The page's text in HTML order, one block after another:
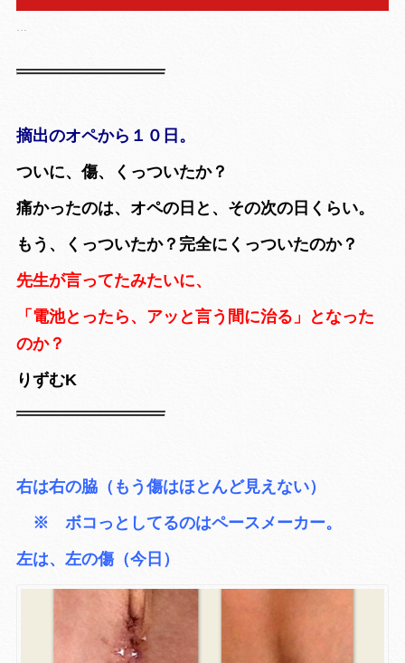
摘出のオペから１０日。
ついに、傷、くっついたか？
痛かったのは、オペの日と、その次の日くらい。
もう、くっついたか？完全にくっついたのか？
先生が言ってたみたいに、
「電池とったら、アッと言う間に治る」となった
のか？
りずむK
右は右の脇（もう傷はほとんど見えない）
※ ボコっとしてるのはペースメーカー。
左は、左の傷（今日）